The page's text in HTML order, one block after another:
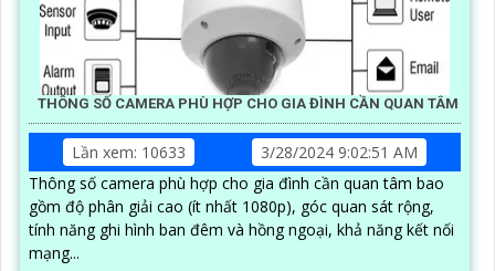
THÔNG SỐ CAMERA PHÙ HỢP CHO GIA ĐÌNH CẦN QUAN TÂM
Lần xem: 10633
3/28/2024 9:02:51 AM
Thông số camera phù hợp cho gia đình cần quan tâm bao
gồm độ phân giải cao (ít nhất 1080p), góc quan sát rộng,
tính năng ghi hình ban đêm và hồng ngoại, khả năng kết nối
mạng...